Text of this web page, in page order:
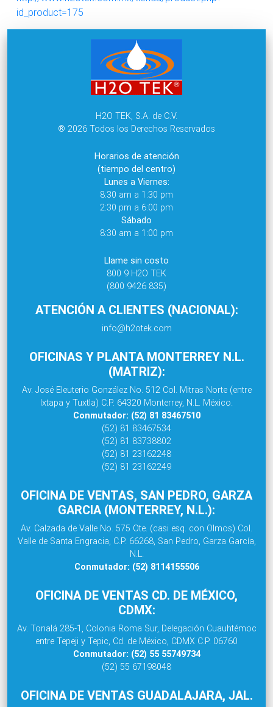
id_product=175
H2O TEK, S.A. de C.V.
® 2026 Todos los Derechos Reservados
Horarios de atención
(tiempo del centro)
Lunes a Viernes:
8:30 am a 1:30 pm
2:30 pm a 6:00 pm
Sábado
8:30 am a 1:00 pm
Llame sin costo
800 9 H2O TEK
(800 9426 835)
ATENCIÓN A CLIENTES (NACIONAL):
info@h2otek.com
OFICINAS Y PLANTA MONTERREY N.L.
(MATRIZ):
Av. José Eleuterio González No. 512 Col. Mitras Norte (entre
Ixtapa y Tuxtla) C.P. 64320 Monterrey, N.L. México.
Conmutador: (52) 81 83467510
(52) 81 83467534
(52) 81 83738802
(52) 81 23162248
(52) 81 23162249
OFICINA DE VENTAS, SAN PEDRO, GARZA
GARCIA (MONTERREY, N.L.):
Av. Calzada de Valle No. 575 Ote. (casi esq. con Olmos) Col.
Valle de Santa Engracia, C.P. 66268, San Pedro, Garza García,
N.L.
Conmutador: (52) 8114155506
OFICINA DE VENTAS CD. DE MÉXICO,
CDMX:
Av. Tonalá 285-1, Colonia Roma Sur, Delegación Cuauhtémoc
entre Tepeji y Tepic, Cd. de México, CDMX C.P. 06760
Conmutador: (52) 55 55749734
(52) 55 67198048
OFICINA DE VENTAS GUADALAJARA, JAL.